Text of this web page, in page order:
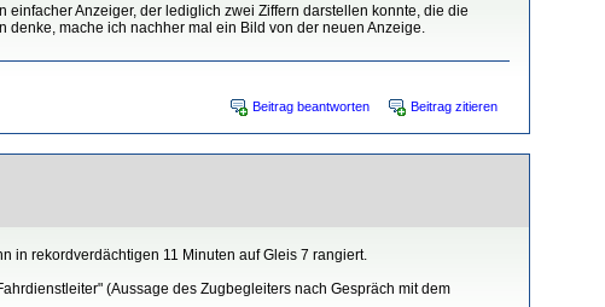
Anzeiger, der lediglich zwei Ziffern darstellen konnte, die die
mache ich nachher mal ein Bild von der neuen Anzeige.
Beitrag beantworten Beitrag zitieren
in rekordverdächtigen 11 Minuten auf Gleis 7 rangiert.
(Aussage des Zugbegleiters nach Gespräch mit dem